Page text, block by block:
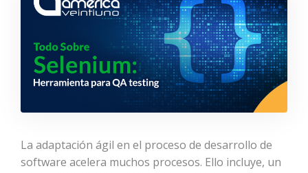
La adaptación ágil en el proceso de desarrollo de
software acelera muchos procesos. Ello incluye, un